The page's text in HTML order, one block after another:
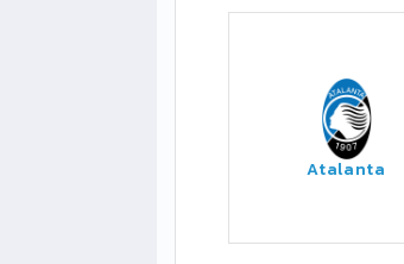
Atalanta